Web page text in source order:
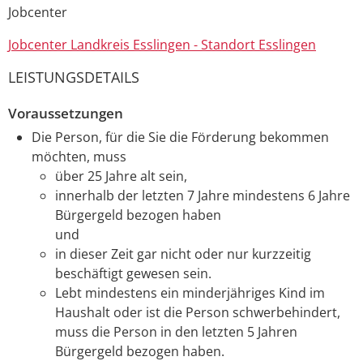
Jobcenter
Jobcenter Landkreis Esslingen - Standort Esslingen
LEISTUNGSDETAILS
Voraussetzungen
Die Person, für die Sie die Förderung bekommen
möchten, muss
über 25 Jahre alt sein,
innerhalb der letzten 7 Jahre mindestens 6 Jahre
Bürgergeld bezogen haben
und
in dieser Zeit gar nicht oder nur kurzzeitig
beschäftigt gewesen sein.
Lebt mindestens ein minderjähriges Kind im
Haushalt oder ist die Person schwerbehindert,
muss die Person in den letzten 5 Jahren
Bürgergeld bezogen haben.